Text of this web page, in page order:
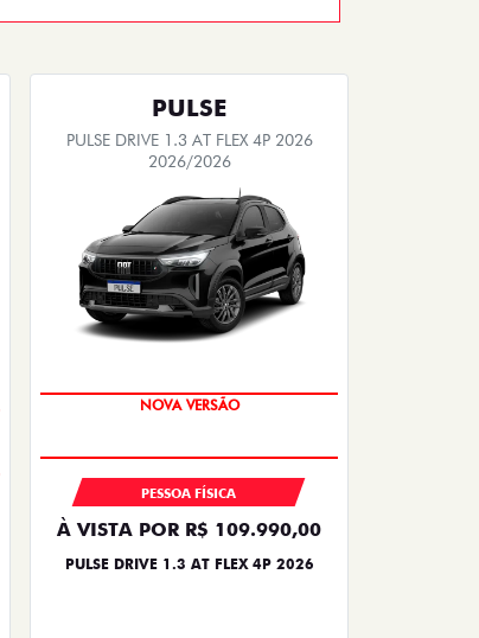
PULSE
PULSE DRIVE 1.3 AT FLEX 4P 2026
2026/2026
NOVA VERSÃO
PESSOA FÍSICA
À VISTA POR R$ 109.990,00
PULSE DRIVE 1.3 AT FLEX 4P 2026